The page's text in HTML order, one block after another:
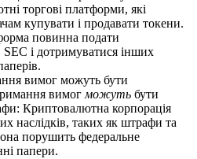
торгові платформи, які
купувати і продавати токени.
повинна подати
і дотримуватися інших
вимог можуть бути
вимог можуть бути
Криптовалютна корпорація
наслідків, таких як штрафи та
порушить федеральне
папери.